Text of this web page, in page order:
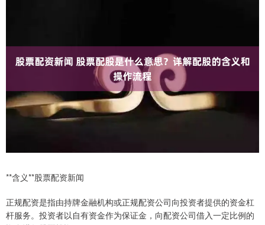
**含义**股票配资新闻
正规配资是指由持牌金融机构或正规配资公司向投资者提供的资金杠
杆服务。投资者以自有资金作为保证金，向配资公司借入一定比例的